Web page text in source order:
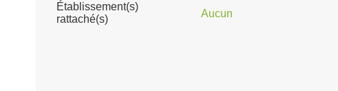
Établissement(s)
rattaché(s)
Aucun